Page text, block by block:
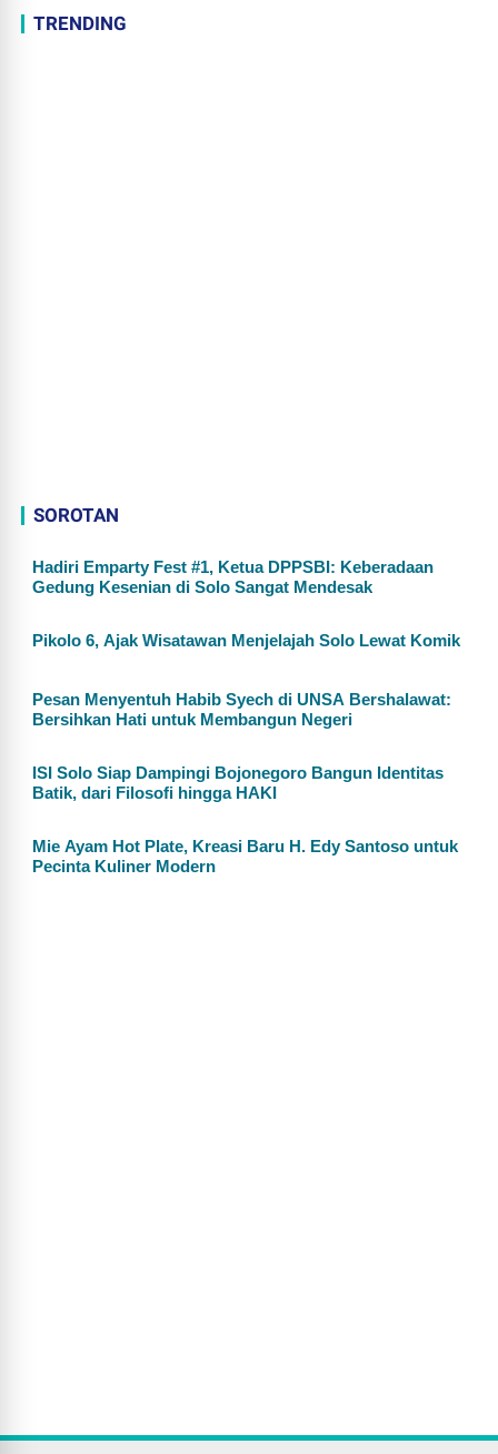
TRENDING
SOROTAN
Hadiri Emparty Fest #1, Ketua DPPSBI: Keberadaan
Gedung Kesenian di Solo Sangat Mendesak
Pikolo 6, Ajak Wisatawan Menjelajah Solo Lewat Komik
Pesan Menyentuh Habib Syech di UNSA Bershalawat:
Bersihkan Hati untuk Membangun Negeri
ISI Solo Siap Dampingi Bojonegoro Bangun Identitas
Batik, dari Filosofi hingga HAKI
Mie Ayam Hot Plate, Kreasi Baru H. Edy Santoso untuk
Pecinta Kuliner Modern